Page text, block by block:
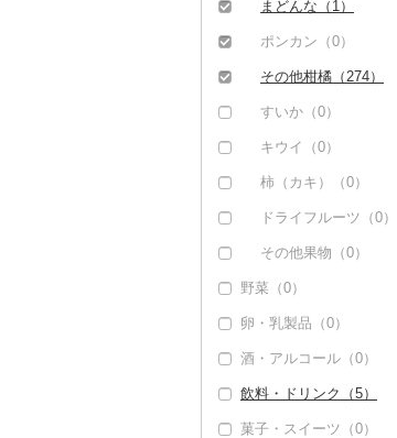
まどんな（1）
ポンカン（0）
その他柑橘（274）
すいか（0）
キウイ（0）
柿（カキ）（0）
ドライフルーツ（0）
その他果物（0）
野菜（0）
卵・乳製品（0）
酒・アルコール（0）
飲料・ドリンク（5）
水・ミネラルウォータ
菓子・スイーツ（0）